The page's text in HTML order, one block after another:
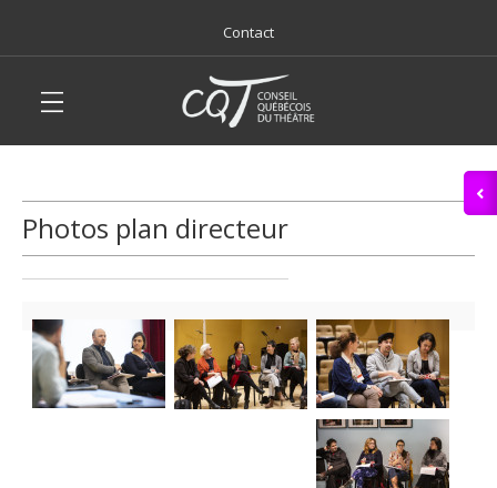
Contact
Photos plan directeur